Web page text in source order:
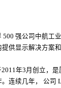
强公司中航工
供显示解决方案
年3月创立，
连续几年， 公司